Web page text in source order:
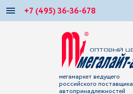
+7 (495) 36-36-678
мегамаркет ведущего
российского поставщика
автопринадлежностей